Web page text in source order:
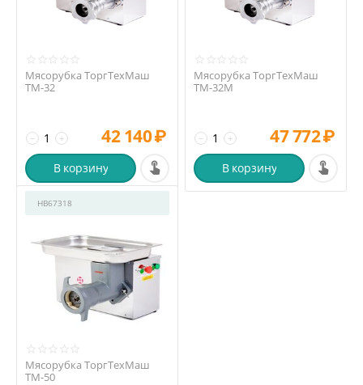
Мясорубка ТоргТехМаш
ТМ-32
+
− 42 140₽
В корзину
Мясорубка ТоргТехМаш
ТМ-32М
+
− 47 772₽
В корзину
HB67318
Мясорубка ТоргТехМаш
ТМ-50